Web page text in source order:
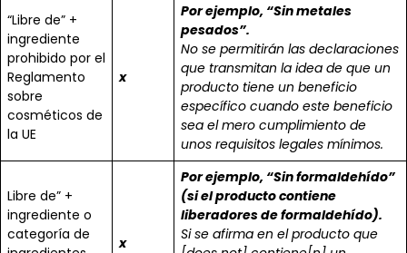
“Libre de” +
ingrediente
prohibido por el
Reglamento
sobre
cosméticos de
la UE
x
Por ejemplo, “Sin metales
pesados”.
No se permitirán las declaraciones
que transmitan la idea de que un
producto tiene un beneficio
específico cuando este beneficio
sea el mero cumplimiento de
unos requisitos legales mínimos.
Libre de” +
ingrediente o
categoría de
x
Por ejemplo, “Sin formaldehído”
(si el producto contiene
liberadores de formaldehído).
Si se afirma en el producto que